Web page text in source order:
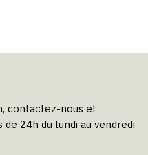
contactez-nous et
24h du lundi au vendredi